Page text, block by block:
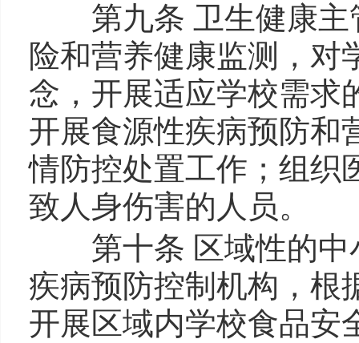
第九条 卫生健康主
险和营养健康监测，对
念，开展适应学校需求
开展食源性疾病预防和
情防控处置工作；组织
致人身伤害的人员。
第十条 区域性的中
疾病预防控制机构，根
开展区域内学校食品安